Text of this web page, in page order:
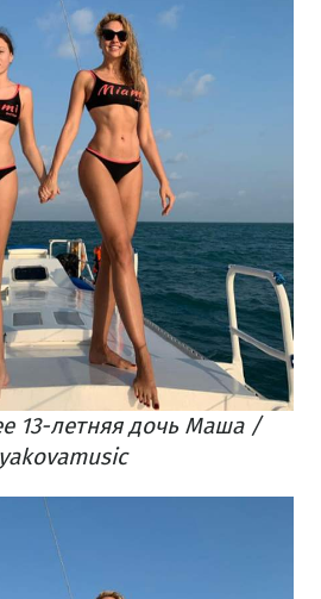
13-летняя дочь Маша /